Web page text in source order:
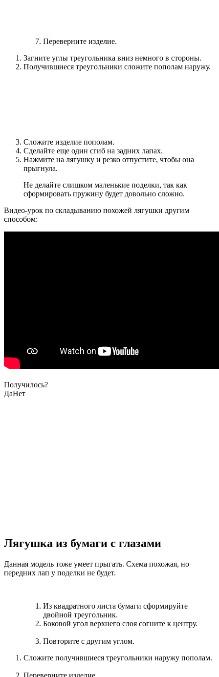
Переверните изделие.
Загните углы треугольника вниз немного в стороны.
Получившиеся треугольники сложите пополам наружу.
Сложите изделие пополам.
Сделайте еще один сгиб на задних лапах.
Нажмите на лягушку и резко отпустите, чтобы она
прыгнула.
Не делайте слишком маленькие поделки, так как
сформировать пружину будет довольно сложно.
Видео-урок по складыванию похожей лягушки другим
способом:
Получилось?
ДаНет
Лягушка из бумаги с глазами
Данная модель тоже умеет прыгать. Схема похожая, но
передних лап у поделки не будет.
Из квадратного листа бумаги сформируйте
двойной треугольник.
Боковой угол верхнего слоя согните к центру.
Повторите с другим углом.
Сложите получившиеся треугольники наружу пополам.
Переверните изделие.